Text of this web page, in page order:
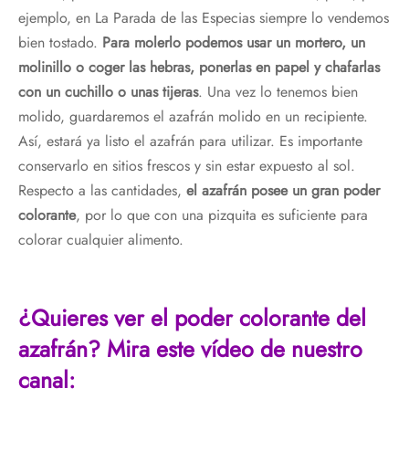
ejemplo, en La Parada de las Especias siempre lo vendemos
bien tostado. Para molerlo podemos usar un mortero, un
molinillo o coger las hebras, ponerlas en papel y chafarlas
con un cuchillo o unas tijeras. Una vez lo tenemos bien
molido, guardaremos el azafrán molido en un recipiente.
Así, estará ya listo el azafrán para utilizar. Es importante
conservarlo en sitios frescos y sin estar expuesto al sol.
Respecto a las cantidades, el azafrán posee un gran poder
colorante, por lo que con una pizquita es suficiente para
colorar cualquier alimento.
¿Quieres ver el poder colorante del
azafrán? Mira este vídeo de nuestro
canal: